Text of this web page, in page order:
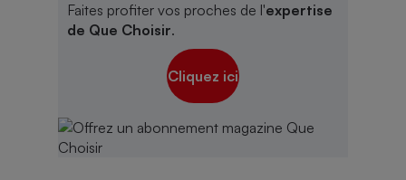
Faites profiter vos proches de l'expertise
de Que Choisir.
Cliquez ici